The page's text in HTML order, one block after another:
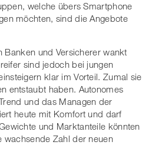
welche übers Smartphone
möchten, sind die Angebote
Banken und Versicherer wankt
sind jedoch bei jungen
klar im Vorteil. Zumal sie
entstaubt haben. Autonomes
und das Managen der
heute mit Komfort und darf
und Marktanteile könnten
wachsende Zahl der neuen